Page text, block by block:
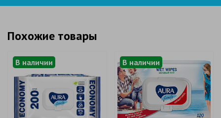
Похожие товары
В наличии В наличии